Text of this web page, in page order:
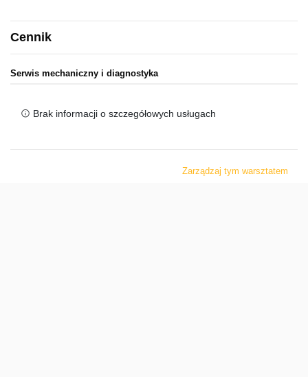
Cennik
Serwis mechaniczny i diagnostyka
Brak informacji o szczegółowych usługach
Zarządzaj tym warsztatem